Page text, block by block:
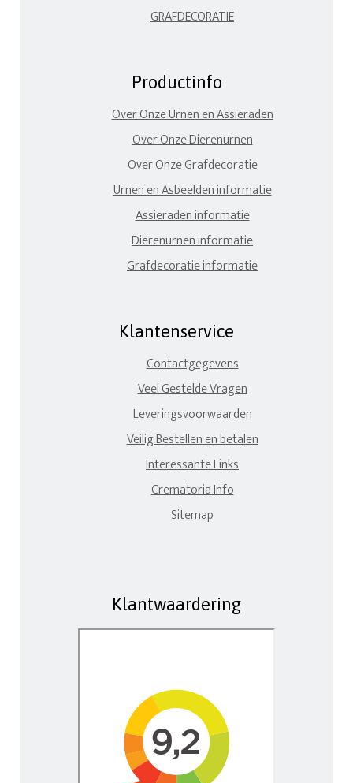
GRAFDECORATIE
Productinfo
Over Onze Urnen en Assieraden
Over Onze Dierenurnen
Over Onze Grafdecoratie
Urnen en Asbeelden informatie
Assieraden informatie
Dierenurnen informatie
Grafdecoratie informatie
Klantenservice
Contactgegevens
Veel Gestelde Vragen
Leveringsvoorwaarden
Veilig Bestellen en betalen
Interessante Links
Crematoria Info
Sitemap
Klantwaardering